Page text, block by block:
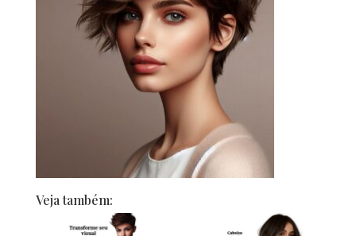
Veja também: